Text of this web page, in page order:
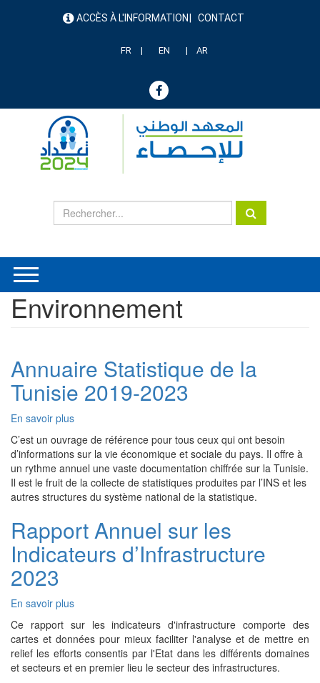
menu ACCÈS À L'INFORMATION CONTACT
FR EN AR
Environnement
Annuaire Statistique de la
Tunisie 2019-2023
En savoir plus
Annuaire
Statistique
de
la
Tunisie
2019-
C’est un ouvrage de référence pour tous ceux qui ont besoin
d’informations sur la vie économique et sociale du pays. Il offre à
un rythme annuel une vaste documentation chiffrée sur la Tunisie.
Il est le fruit de la collecte de statistiques produites par l’INS et les
autres structures du système national de la statistique.
Rapport Annuel sur les
Indicateurs d’Infrastructure
2023
En savoir plus
Rapport
Annuel
sur
les
Indicateurs
Ce rapport sur les indicateurs d'infrastructure comporte des
cartes et données pour mieux faciliter l'analyse et de mettre en
relief les efforts consentis par l'Etat dans les différents domaines
et secteurs et en premier lieu le secteur des infrastructures.